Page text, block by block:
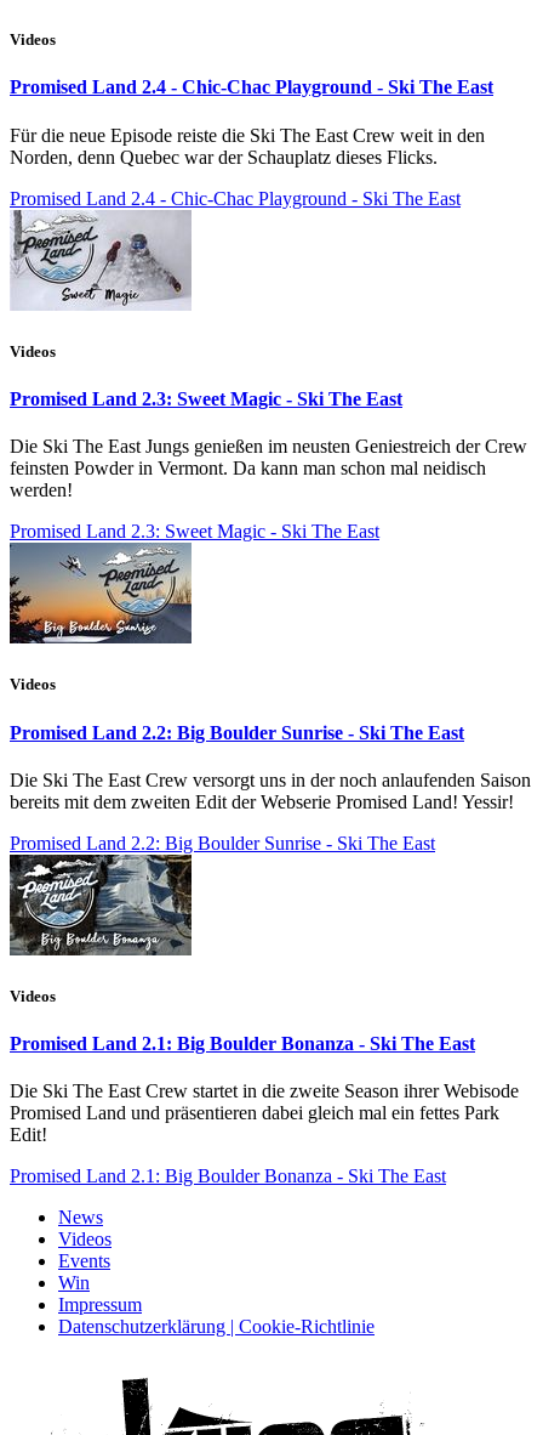
Videos
Promised Land 2.4 - Chic-Chac Playground - Ski The East
Für die neue Episode reiste die Ski The East Crew weit in den
Norden, denn Quebec war der Schauplatz dieses Flicks.
Promised Land 2.4 - Chic-Chac Playground - Ski The East
Videos
Promised Land 2.3: Sweet Magic - Ski The East
Die Ski The East Jungs genießen im neusten Geniestreich der Crew
feinsten Powder in Vermont. Da kann man schon mal neidisch
werden!
Promised Land 2.3: Sweet Magic - Ski The East
Videos
Promised Land 2.2: Big Boulder Sunrise - Ski The East
Die Ski The East Crew versorgt uns in der noch anlaufenden Saison
bereits mit dem zweiten Edit der Webserie Promised Land! Yessir!
Promised Land 2.2: Big Boulder Sunrise - Ski The East
Videos
Promised Land 2.1: Big Boulder Bonanza - Ski The East
Die Ski The East Crew startet in die zweite Season ihrer Webisode
Promised Land und präsentieren dabei gleich mal ein fettes Park
Edit!
Promised Land 2.1: Big Boulder Bonanza - Ski The East
News
Videos
Events
Win
Impressum
Datenschutzerklärung | Cookie-Richtlinie